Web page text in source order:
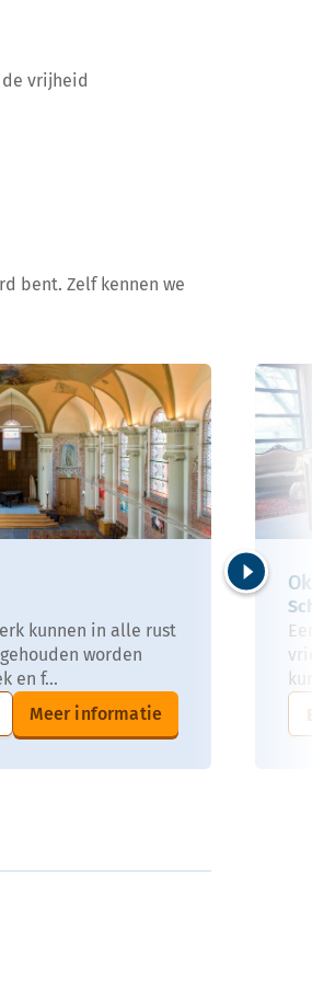
vrijheid
bent. Zelf kennen we
kunnen in alle rust
worden
en f...
Meer informatie
Volgende